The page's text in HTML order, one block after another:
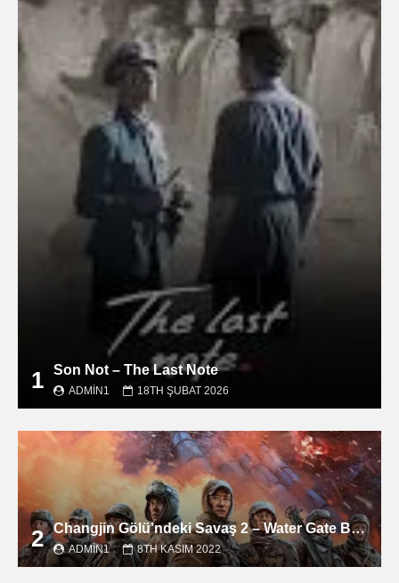
1 Son Not – The Last Note
ADMIN1 18TH ŞUBAT 2026
2 Changjin Gölü’ndeki Savaş 2 – Water Gate Bridge filmini izle
ADMIN1 8TH KASIM 2022